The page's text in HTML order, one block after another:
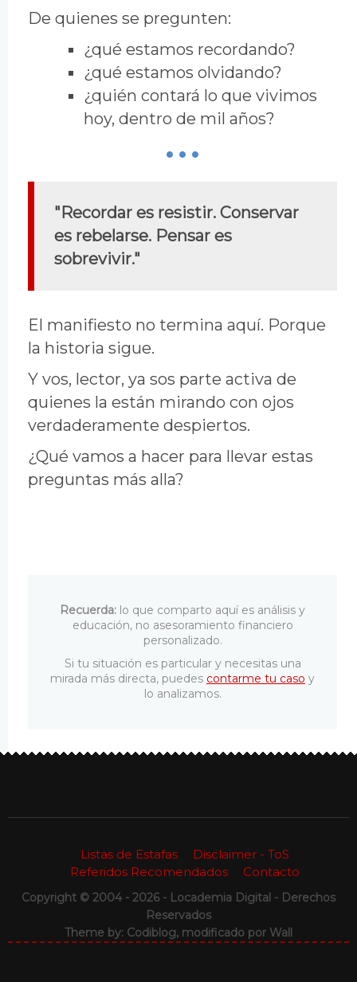
De quienes se pregunten:
¿qué estamos recordando?
¿qué estamos olvidando?
¿quién contará lo que vivimos
hoy, dentro de mil años?
"Recordar es resistir. Conservar
es rebelarse. Pensar es
sobrevivir."
El manifiesto no termina aquí. Porque
la historia sigue.
Y vos, lector, ya sos parte activa de
quienes la están mirando con ojos
verdaderamente despiertos.
¿Qué vamos a hacer para llevar estas
preguntas más alla?
Recuerda: lo que comparto aquí es análisis y
educación, no asesoramiento financiero
personalizado.
Si tu situación es particular y necesitas una
mirada más directa, puedes contarme tu caso y
lo analizamos.
Listas de Estafas
Disclaimer - ToS
Referidos Recomendados
Contacto
Copyright © 2004 - 2026 - Locademia Digital - Derechos
Reservados
Theme by: Codiblog, modificado por Wall